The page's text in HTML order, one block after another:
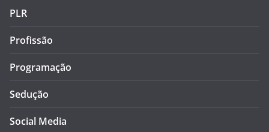
PLR
Profissão
Programação
Sedução
Social Media